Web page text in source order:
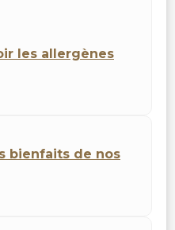
les allergènes
bienfaits de nos